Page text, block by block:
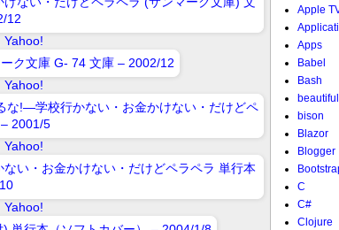
Yahoo!
Yahoo!
Yahoo!
Yahoo!
Apple
Apps
Babel
Bash
bison
Blazor
Blogger
C
C#
Clojure